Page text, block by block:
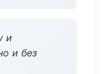
и
и без